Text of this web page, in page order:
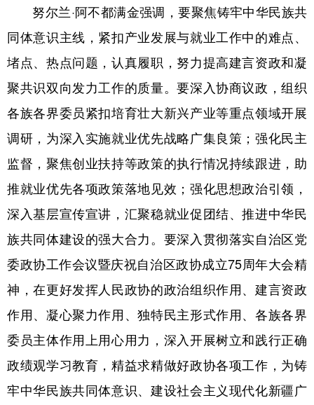
多语种频道
English Español Français عربى
Русский язык 日本語 한국어
Deutsch Português
努尔兰·阿不都满金强调，要聚焦铸牢中华民族共
同体意识主线，紧扣产业发展与就业工作中的难点、
堵点、热点问题，认真履职，努力提高建言资政和凝
聚共识双向发力工作的质量。要深入协商议政，组织
各族各界委员紧扣培育壮大新兴产业等重点领域开展
调研，为深入实施就业优先战略广集良策；强化民主
监督，聚焦创业扶持等政策的执行情况持续跟进，助
推就业优先各项政策落地见效；强化思想政治引领，
深入基层宣传宣讲，汇聚稳就业促团结、推进中华民
族共同体建设的强大合力。要深入贯彻落实自治区党
委政协工作会议暨庆祝自治区政协成立75周年大会精
神，在更好发挥人民政协的政治组织作用、建言资政
作用、凝心聚力作用、独特民主形式作用、各族各界
委员主体作用上用心用力，深入开展树立和践行正确
政绩观学习教育，精益求精做好政协各项工作，为铸
牢中华民族共同体意识、建设社会主义现代化新疆广